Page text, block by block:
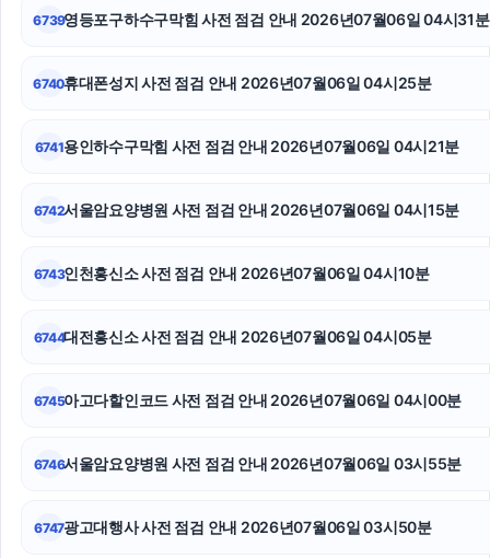
의정부법률사무소
강남상간소송변호사
수원형사전문변호사
용산하수구막힘
6739영등포구하수구막힘 사전 점검 안내 2026년07월06일 04시31분
6740휴대폰성지 사전 점검 안내 2026년07월06일 04시25분
6741용인하수구막힘 사전 점검 안내 2026년07월06일 04시21분
6742서울암요양병원 사전 점검 안내 2026년07월06일 04시15분
6743인천흥신소 사전 점검 안내 2026년07월06일 04시10분
6744대전흥신소 사전 점검 안내 2026년07월06일 04시05분
6745아고다할인코드 사전 점검 안내 2026년07월06일 04시00분
6746서울암요양병원 사전 점검 안내 2026년07월06일 03시55분
6747광고대행사 사전 점검 안내 2026년07월06일 03시50분